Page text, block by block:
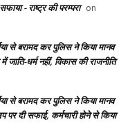
- राष्ट्र की परम्परा on
से बरामद कर पुलिस ने किया मानव
जाति-धर्म नहीं, विकास की राजनीति
से बरामद कर पुलिस ने किया मानव
दी सफाई, कर्मचारी होने से किया